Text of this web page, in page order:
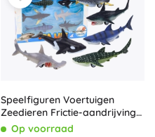
Speelfiguren Voertuigen
Zeedieren Frictie-aandrijving
Orka Haai 6 stuks
Op voorraad